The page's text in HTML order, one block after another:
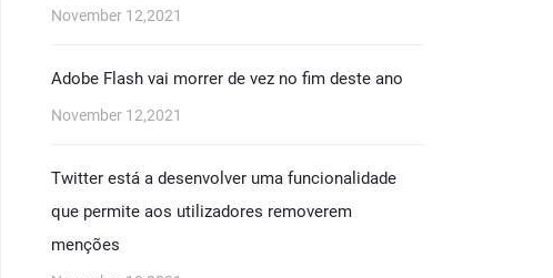
November 12,2021
Adobe Flash vai morrer de vez no fim deste ano
November 12,2021
Twitter está a desenvolver uma funcionalidade
que permite aos utilizadores removerem
menções